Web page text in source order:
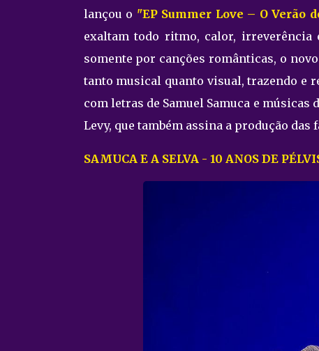
lançou o "EP Summer Love – O Verão
exaltam todo ritmo, calor, irreverência
somente por canções românticas, o
tanto musical quanto visual, trazendo e
com letras de Samuel Samuca e músicas
Levy, que também assina a produção das
SAMUCA E A SELVA - 10 ANOS DE